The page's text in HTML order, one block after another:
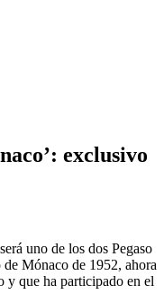
exclusivo
uno de los dos Pegaso
Mónaco de 1952, ahora
y que ha participado en el